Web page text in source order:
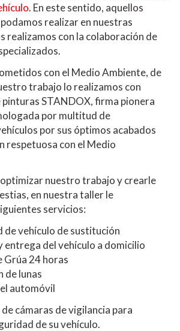
. En este sentido, aquellos
realizar en nuestras
realizamos con la colaboración de
con el Medio Ambiente, de
trabajo lo realizamos con
STANDOX, firma pionera
por multitud de
por sus óptimos acabados
respetuosa con el Medio
nuestro trabajo y crearle
en nuestra taller le
servicios:
de vehículo de sustitución
entrega del vehículo a domicilio
Grúa 24 horas
de lunas
automóvil
cámaras de vigilancia para
de su vehículo.